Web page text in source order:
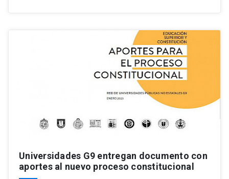
Universidades G9 entregan documento con
aportes al nuevo proceso constitucional